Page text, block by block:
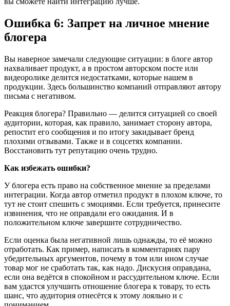
Ошибка 6: Запрет на личное мнение
блогера
Вы наверное замечали следующие ситуации: в блоге автор
нахваливает продукт, а в простом авторском посте или
видеоролике делится недостатками, которые нашем в
продукции. Здесь большинство компаний отправляют автору
письма с негативом.
Реакция блогера? Правильно — делится ситуацией со своей
аудитории, которая, как правило, занимает сторону автора,
репостит его сообщения и по итогу закидывает бренд
плохими отзывами. Также и в соцсетях компании.
Восстановить тут репутацию очень трудно.
Как избежать ошибки?
У блогера есть право на собственное мнение за пределами
интеграции. Когда автор отметил продукт в плохом ключе, то
тут не стоит спешить с эмоциями. Если требуется, принесите
извинения, что не оправдали его ожидания. И в
положительном ключе завершите сотрудничество.
Если оценка была негативной лишь однажды, то её можно
отработать. Как пример, написать в комментариях пару
убедительных аргументов, почему в том или ином случае
товар мог не сработать так, как надо. Дискусия оправдана,
если она ведётся в спокойном и рассудительном ключе. Если
вам удастся улучшить отношение блогера к товару, то есть
шанс, что аудитория отнесётся к этому лояльно и с